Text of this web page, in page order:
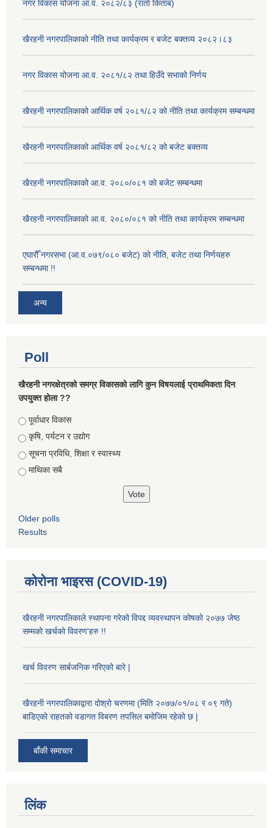
नगर विकास योजना आ.व. २०८२/८३ (रातो किताब)
खैरहनी नगरपालिकाको नीति तथा कार्यक्रम र बजेट बक्तव्य २०८२।८३
नगर विकास योजना आ.व. २०८१/८२ तथा हिउँदे सभाको निर्णय
खैरहनी नगरपालिकाको आर्थिक वर्ष २०८१/८२ को नीति तथा कार्यक्रम सम्बन्धमा
खैरहनी नगरपालिकाको आर्थिक वर्ष २०८१/८२ को बजेट बक्तव्य
खैरहनी नगरपालिकाको आ.व. २०८०/०८१ को बजेट सम्बन्धमा
खैरहनी नगरपालिकाको आ.व. २०८०/०८१ को नीति तथा कार्यक्रम सम्बन्धमा
एघारौँ नगरसभा (आ.व.०७९/०८० बजेट) को नीति, बजेट तथा निर्णयहरु
सम्बन्धमा !!
अन्य
Poll
खैरहनी नगरक्षेत्रको समग्र विकासको लागि कुन विषयलाई प्राथमिकता दिन
उपयुक्त होला ??
Choices
पूर्वाधार विकास
कृषि, पर्यटन र उद्योग
सूचना प्रविधि, शिक्षा र स्वास्थ्य
माथिका सबै
Older polls
Results
कोरोना भाइरस (COVID-19)
खैरहनी नगरपालिकाले स्थापना गरेको विपद्द व्यवस्थापन कोषको २०७७ जेष्ठ
सम्मको खर्चको विवरण'हरु !!
खर्च विवरण सार्बजनिक गरिएको बारे |
खैरहनी नगरपालिकाद्वारा दोश्रो चरणमा (मिति २०७७/०१/०८ र ०९ गते)
बाडिएको राहतको वडागत विबरण तपसिल बमोजिम रहेको छ |
बाँकी समाचार
लिंक